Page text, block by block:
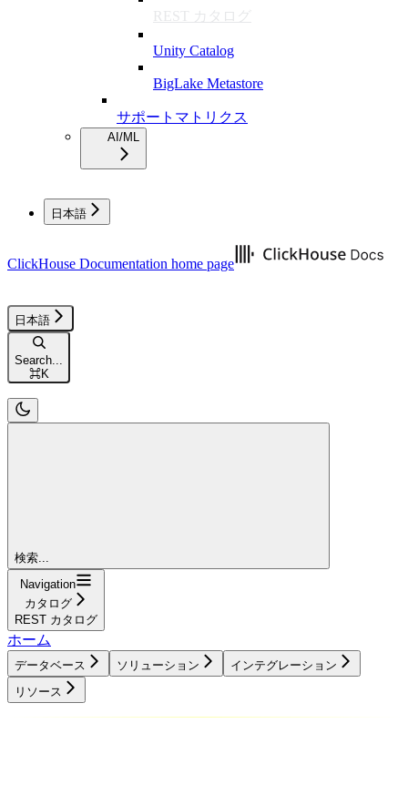
REST カタログ
Unity Catalog
BigLake Metastore
サポートマトリクス
AI/ML
日本語
ClickHouse Documentation home page
日本語
Search...
⌘K
検索...
Navigation
カタログ
REST カタログ
ホーム
データベース ソリューション
インテグレーション
リソース